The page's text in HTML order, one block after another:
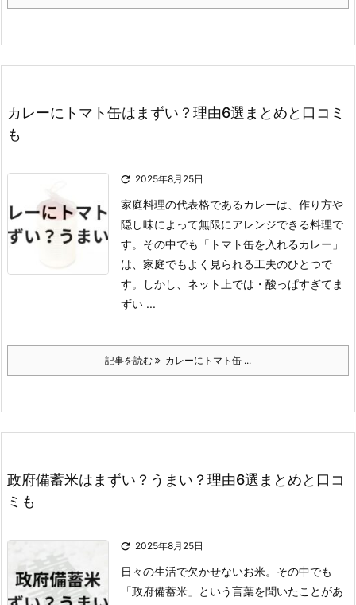
カレーにトマト缶はまずい？理由6選まとめと口コミ
も
 2025年8月25日
家庭料理の代表格であるカレーは、作り方や
隠し味によって無限にアレンジできる料理で
す。 その中でも「トマト缶を入れるカレー」
は、家庭でもよく見られる工夫のひとつで
す。
しかし、ネット上では ・酸っぱすぎてま
ずい ...
記事を読む カレーにトマト缶 ...
政府備蓄米はまずい？うまい？理由6選まとめと口コ
ミも
 2025年8月25日
日々の生活で欠かせないお米。 その中でも
「政府備蓄米」という言葉を聞いたことがあ